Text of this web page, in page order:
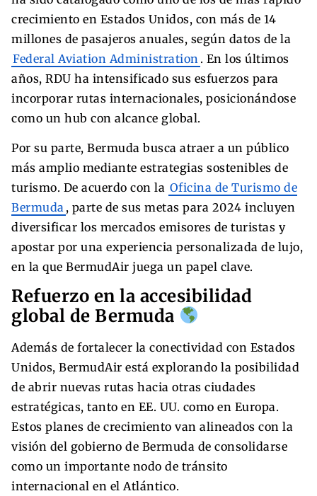
crecimiento en Estados Unidos, con más de 14
millones de pasajeros anuales, según datos de la
Federal Aviation Administration . En los últimos
años, RDU ha intensificado sus esfuerzos para
incorporar rutas internacionales, posicionándose
como un hub con alcance global.
Por su parte, Bermuda busca atraer a un público
más amplio mediante estrategias sostenibles de
turismo. De acuerdo con la Oficina de Turismo de
Bermuda , parte de sus metas para 2024 incluyen
diversificar los mercados emisores de turistas y
apostar por una experiencia personalizada de lujo,
en la que BermudAir juega un papel clave.
Refuerzo en la accesibilidad
global de Bermuda
Además de fortalecer la conectividad con Estados
Unidos, BermudAir está explorando la posibilidad
de abrir nuevas rutas hacia otras ciudades
estratégicas, tanto en EE. UU. como en Europa.
Estos planes de crecimiento van alineados con la
visión del gobierno de Bermuda de consolidarse
como un importante nodo de tránsito
internacional en el Atlántico.